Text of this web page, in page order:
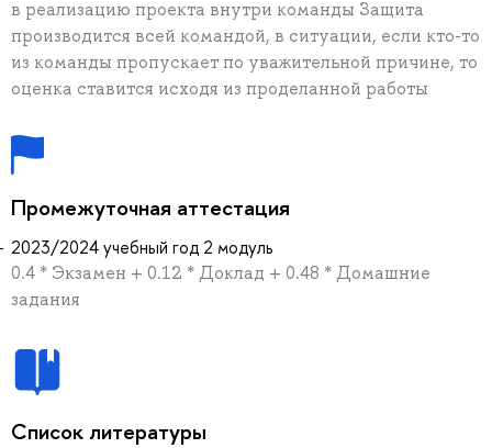
в реализацию проекта внутри команды Защита
производится всей командой, в ситуации, если кто-то
из команды пропускает по уважительной причине, то
оценка ставится исходя из проделанной работы
Промежуточная аттестация
2023/2024 учебный год 2 модуль
0.4 * Экзамен + 0.12 * Доклад + 0.48 * Домашние
задания
Список литературы